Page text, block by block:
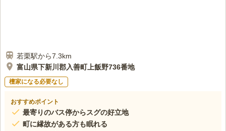
若栗駅から7.3km
富山県下新川郡入善町上飯野736番地
檀家になる必要なし
おすすめポイント
最寄りのバス停からスグの好立地
町に縁故がある方も眠れる